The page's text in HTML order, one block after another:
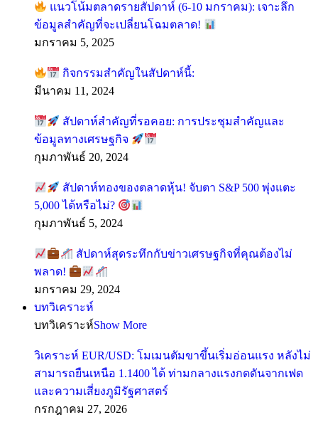
แนวโน้มตลาดรายสัปดาห์ (6-10 มกราคม): เจาะลึก
ข้อมูลสำคัญที่จะเปลี่ยนโฉมตลาด!
มกราคม 5, 2025
กิจกรรมสำคัญในสัปดาห์นี้:
มีนาคม 11, 2024
สัปดาห์สำคัญที่รอคอย: การประชุมสำคัญและ
ข้อมูลทางเศรษฐกิจ
กุมภาพันธ์ 20, 2024
สัปดาห์ทองของตลาดหุ้น! จับตา S&P 500 พุ่งแตะ
5,000 ได้หรือไม่?
กุมภาพันธ์ 5, 2024
สัปดาห์สุดระทึกกับข่าวเศรษฐกิจที่คุณต้องไม่
พลาด!
มกราคม 29, 2024
บทวิเคราะห์
บทวิเคราะห์Show More
วิเคราะห์ EUR/USD: โมเมนตัมขาขึ้นเริ่มอ่อนแรง หลังไม่
สามารถยืนเหนือ 1.1400 ได้ ท่ามกลางแรงกดดันจากเฟด
และความเสี่ยงภูมิรัฐศาสตร์
กรกฎาคม 27, 2026